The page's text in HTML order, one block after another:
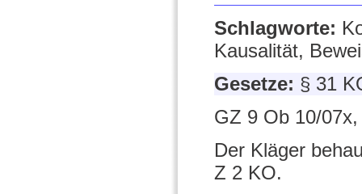
Schlagworte:
Kausalität,
Gesetze: § 31
GZ 9 Ob 10/
Der Kläger
Z 2 KO.